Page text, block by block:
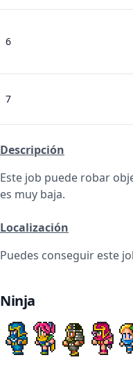
6
7
Descripción
Este job puede robar
es muy baja.
Localización
Puedes conseguir este
Ninja